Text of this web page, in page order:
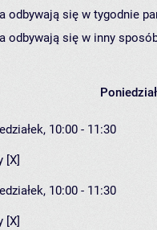
odbywają się w tygodnie
odbywają się w inny
10:00 - 11:30
[X]
10:00 - 11:30
[X]